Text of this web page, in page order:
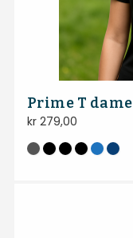
Prime T dame
kr279,00